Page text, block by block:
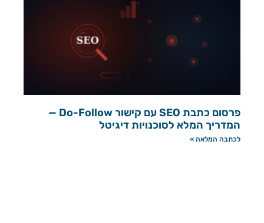
פרסום כתבת SEO עם קישור Do-Follow —
המדריך המלא לסוכנויות דיגיטל
לכתבה המלאה »